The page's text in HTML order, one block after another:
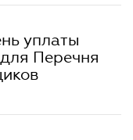
уплаты
Перечня